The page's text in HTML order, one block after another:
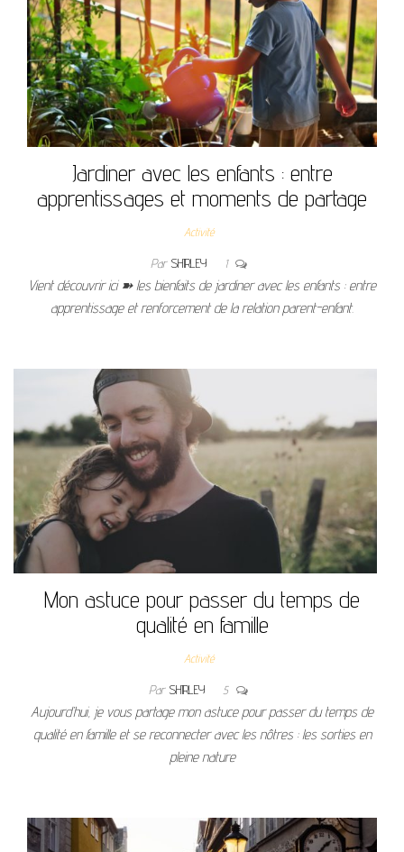
Jardiner avec les enfants : entre
apprentissages et moments de partage
Activité
Par SHIRLEY 1
Vient découvrir ici ➽ les bienfaits de jardiner avec les enfants : entre
apprentissage et renforcement de la relation parent-enfant.
Mon astuce pour passer du temps de
qualité en famille
Activité
Par SHIRLEY 5
Aujourd’hui, je vous partage mon astuce pour passer du temps de
qualité en famille et se reconnecter avec les nôtres : les sorties en
pleine nature